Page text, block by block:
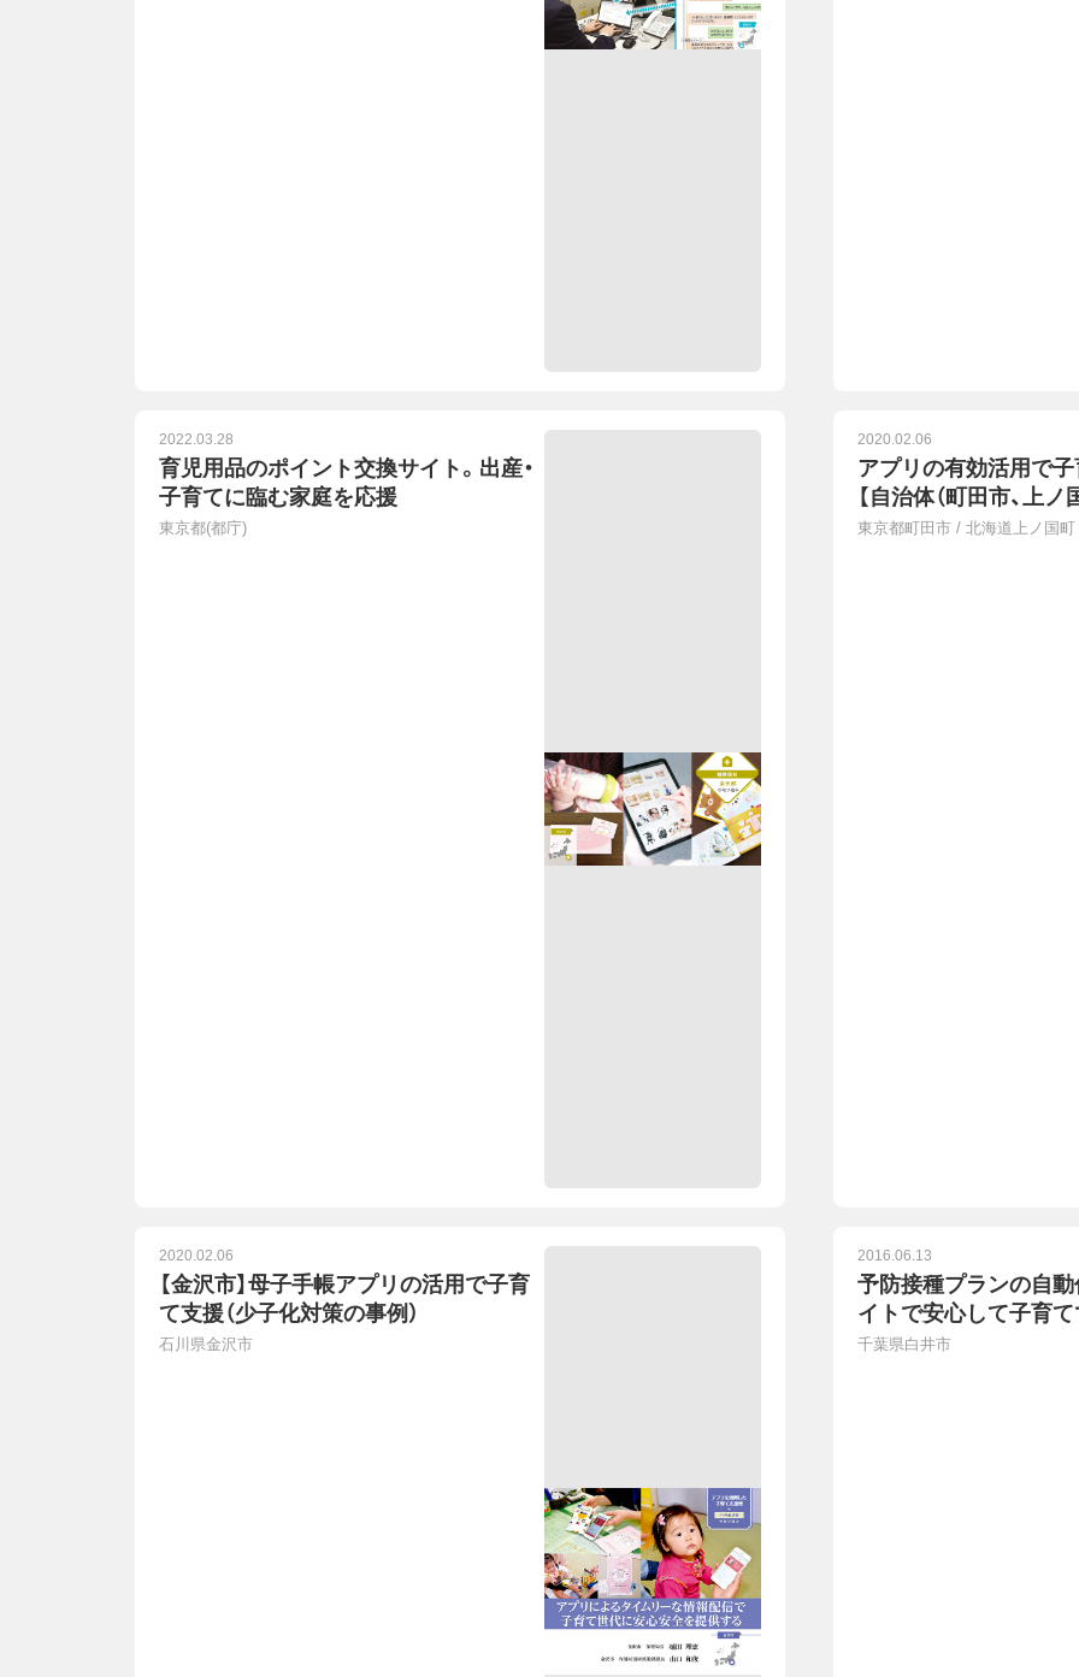
2022.03.28
育児用品のポイント交換サイト。出産・
子育てに臨む家庭を応援
東京都(都庁)
2020.02.06
アプリの有効活用で
【自治体（町田市、上ノ
東京都町田市 / 北海道上ノ国町
2020.02.06
【金沢市】母子手帳アプリの活用で子育
て支援（少子化対策の事例）
石川県金沢市
2016.06.13
予防接種プランの自
イトで安心して子育
千葉県白井市